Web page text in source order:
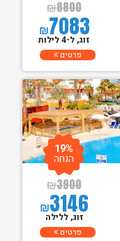
₪8800
₪7083
זוג, ל-4 לילות
פרטים
₪3900
₪3146
19%
הנחה
זוג, ללילה
פרטים